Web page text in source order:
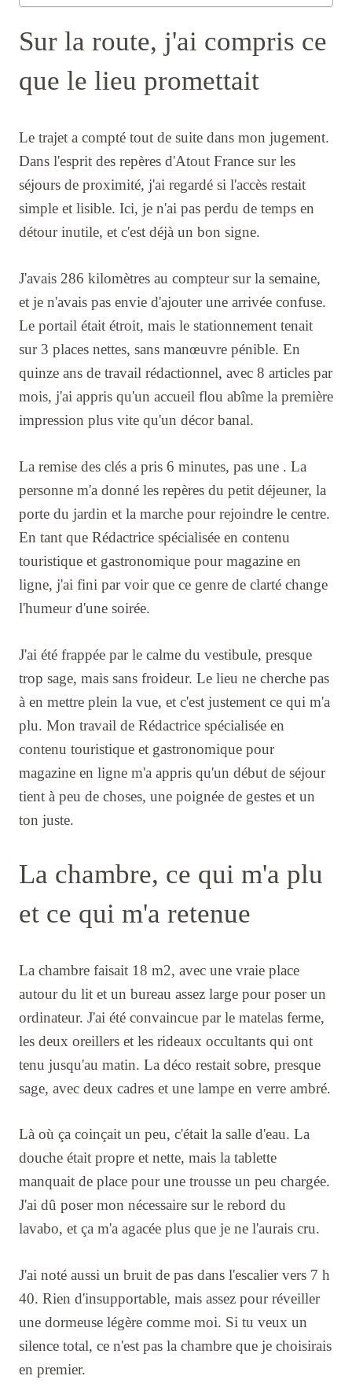
Sur la route, j'ai compris ce
que le lieu promettait
Le trajet a compté tout de suite dans mon jugement.
Dans l'esprit des repères d'Atout France sur les
séjours de proximité, j'ai regardé si l'accès restait
simple et lisible. Ici, je n'ai pas perdu de temps en
détour inutile, et c'est déjà un bon signe.
J'avais 286 kilomètres au compteur sur la semaine,
et je n'avais pas envie d'ajouter une arrivée confuse.
Le portail était étroit, mais le stationnement tenait
sur 3 places nettes, sans manœuvre pénible. En
quinze ans de travail rédactionnel, avec 8 articles par
mois, j'ai appris qu'un accueil flou abîme la première
impression plus vite qu'un décor banal.
La remise des clés a pris 6 minutes, pas une . La
personne m'a donné les repères du petit déjeuner, la
porte du jardin et la marche pour rejoindre le centre.
En tant que Rédactrice spécialisée en contenu
touristique et gastronomique pour magazine en
ligne, j'ai fini par voir que ce genre de clarté change
l'humeur d'une soirée.
J'ai été frappée par le calme du vestibule, presque
trop sage, mais sans froideur. Le lieu ne cherche pas
à en mettre plein la vue, et c'est justement ce qui m'a
plu. Mon travail de Rédactrice spécialisée en
contenu touristique et gastronomique pour
magazine en ligne m'a appris qu'un début de séjour
tient à peu de choses, une poignée de gestes et un
ton juste.
La chambre, ce qui m'a plu
et ce qui m'a retenue
La chambre faisait 18 m2, avec une vraie place
autour du lit et un bureau assez large pour poser un
ordinateur. J'ai été convaincue par le matelas ferme,
les deux oreillers et les rideaux occultants qui ont
tenu jusqu'au matin. La déco restait sobre, presque
sage, avec deux cadres et une lampe en verre ambré.
Là où ça coinçait un peu, c'était la salle d'eau. La
douche était propre et nette, mais la tablette
manquait de place pour une trousse un peu chargée.
J'ai dû poser mon nécessaire sur le rebord du
lavabo, et ça m'a agacée plus que je ne l'aurais cru.
J'ai noté aussi un bruit de pas dans l'escalier vers 7 h
40. Rien d'insupportable, mais assez pour réveiller
une dormeuse légère comme moi. Si tu veux un
silence total, ce n'est pas la chambre que je choisirais
en premier.